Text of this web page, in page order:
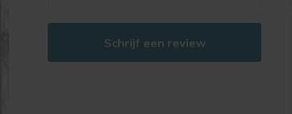
Schrijf een review